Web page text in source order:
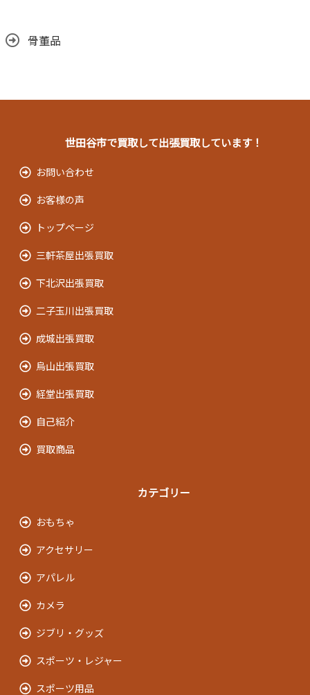
骨董品
世田谷市で買取して出張買取しています！
お問い合わせ
お客様の声
トップページ
三軒茶屋出張買取
下北沢出張買取
二子玉川出張買取
成城出張買取
烏山出張買取
経堂出張買取
自己紹介
買取商品
カテゴリー
おもちゃ
アクセサリー
アパレル
カメラ
ジブリ・グッズ
スポーツ・レジャー
スポーツ用品